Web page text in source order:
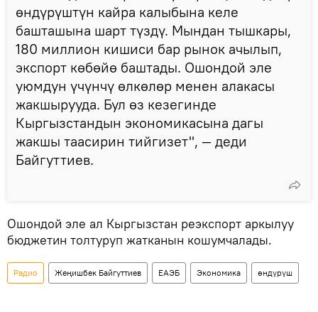
өндүрүштүн кайра калыбына келе
башташына шарт түздү. Мындан тышкары,
180 миллион кишиси бар рынок ачылып,
экспорт көбөйө баштады. Ошондой эле
уюмдун үчүнчү өлкөлөр менен алакасы
жакшырууда. Бул өз кезегинде
Кыргызстандын экономикасына дагы
жакшы таасирин тийгизет", — деди
Байгуттиев.
Ошондой эле ал Кыргызстан реэкспорт аркылуу
бюджетин толтуруп жатканын кошумчалады.
Радио Жеңишбек Байгуттиев ЕАЭБ Экономика өндүрүш